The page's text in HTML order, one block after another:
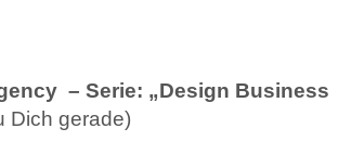
– Serie: „Design Business
Dich gerade)